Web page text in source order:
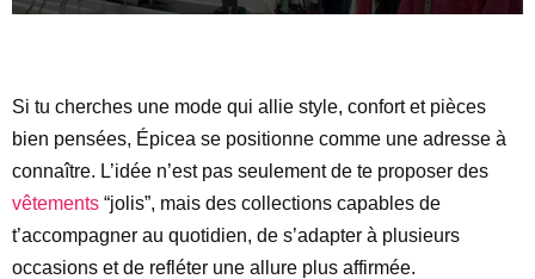
Si tu cherches une mode qui allie style, confort et pièces
bien pensées, Épicea se positionne comme une adresse à
connaître. L’idée n’est pas seulement de te proposer des
vêtements “jolis”, mais des collections capables de
t’accompagner au quotidien, de s’adapter à plusieurs
occasions et de refléter une allure plus affirmée.